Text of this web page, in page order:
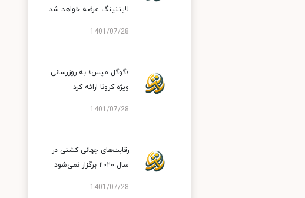
لایتنینگ عرضه خواهد شد
1401/07/28
«گوگل مپس» به روزرسانی
ویژه کرونا ارائه کرد
1401/07/28
رقابت‌های جهانی کشتی در
سال ۲۰۲۰ برگزار نمی‌شود
1401/07/28